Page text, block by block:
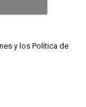
y los Política de